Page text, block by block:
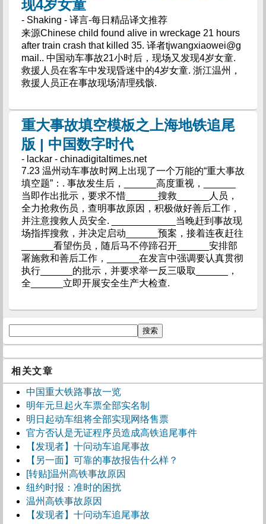
现4岁女童
- Shaking - 译言-每日精品译文推荐
来源Chinese child found alive in wreckage 21 hours
after train crash that killed 35. 译者tjwangxiaowei@g
mail.. 中国动车事故21小时后，现场又发现4岁女童.
救援人员在客车中发现昏迷中的4岁女童. 浙江温州，
救援人员正在事故现场清理残骸.
重大事故填空模板之上海地铁追尾
版 | 中国数字时代
- lackar - chinadigitaltimes.net
7.23 温州动车事故时网上出现了一个万能的“重大事故
填空题”：. 事故发生后，______高度重视，______
当即作出批示，要求不惜______搜救______人员，
全力抢救伤员，查明事故原因，积极做好善后工作，
并注意搜救人员安全. ____________当晚赶到事故现
场指挥搜救，并决定启动______预案，接着连夜赶往
______看望伤员，随后马不停蹄召开______安排部
署施救和善后工作，______在发言中强调要认真贯彻
执行______的批示，并要求举一反三吸取______，
全______立即开展安全生产大检查.
相关文章
中国重大铁路事故一览
明年元旦起火车票全部实名制
明日起动车组将全部实现网络售票
官方否认是无证程序员造成高铁追尾事件
【发现者】十问动车追尾事故
【另一面】可靠的事故报告什么样？
[转贴]温州高铁事故原因
纽约时报：准时的困扰
温州高铁事故原因
【发现者】十问动车追尾事故